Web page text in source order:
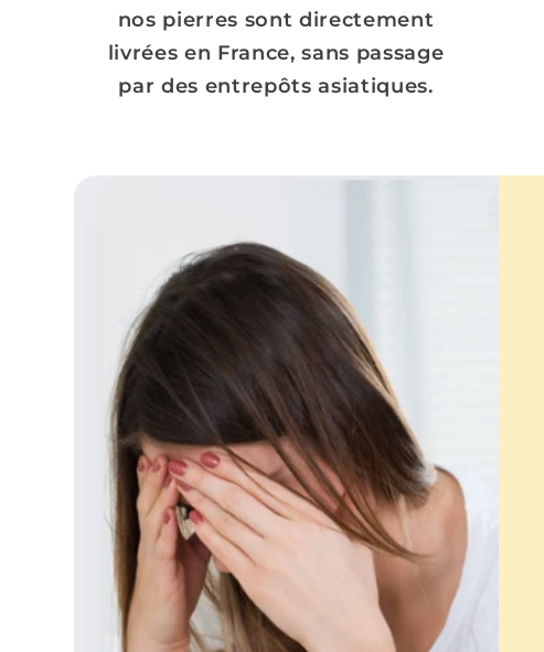
nos pierres sont directement
livrées en France, sans passage
par des entrepôts asiatiques.